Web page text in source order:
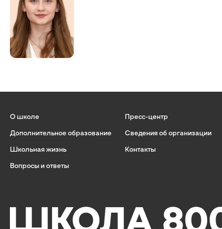
О школе
Дополнительное образование
Школьная жизнь
Вопросы и ответы
Пресс-центр
Сведения об организации
Контакты